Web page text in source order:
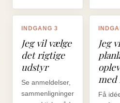
INDGANG 3
Jeg vil vælge
det rigtige
udstyr
Se anmeldelser,
sammenligninger
Jeg
Få